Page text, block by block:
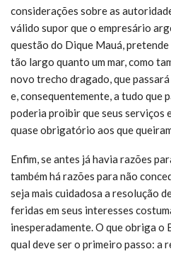
considerações sobre as
válido supor que o empresário
questão do Dique Mauá,
tão largo quanto um mar, como
novo trecho dragado, que
e, consequentemente, a tudo que
poderia proibir que seus serviços
quase obrigatório aos que
Enfim, se antes já havia razões
também há razões para não
seja mais cuidadosa a resolução
feridas em seus interesses
inesperadamente. O que obriga o
qual deve ser o primeiro passo: a